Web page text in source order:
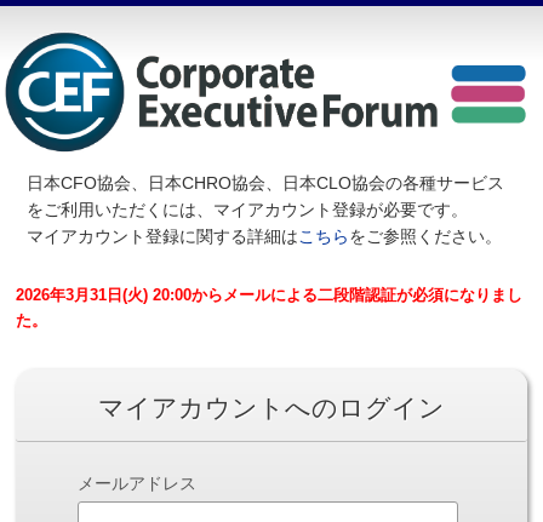
日本CFO協会、日本CHRO協会、日本CLO協会の各種サービス
をご利用いただくには、マイアカウント登録が必要です。
マイアカウント登録に関する詳細はこちらをご参照ください。
2026年3月31日(火) 20:00からメールによる二段階認証が必須になりまし
た。
マイアカウントへのログイン
メールアドレス